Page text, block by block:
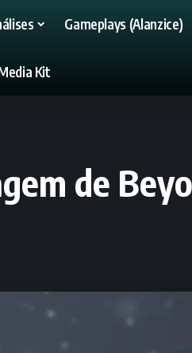
Gameplays (Alanzice)
Kit
de